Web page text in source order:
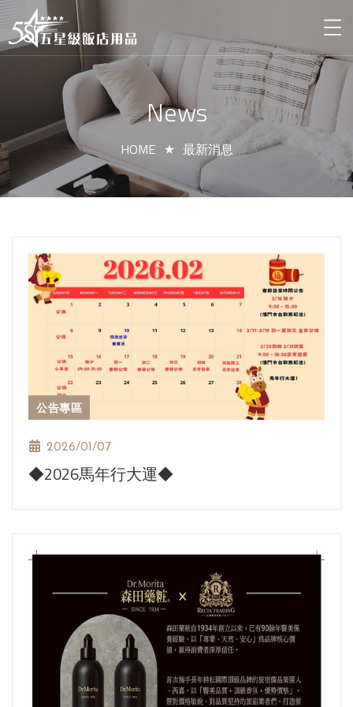
News
HOME 最新消息
公告專區
2026/01/07
◆2026馬年行大運◆